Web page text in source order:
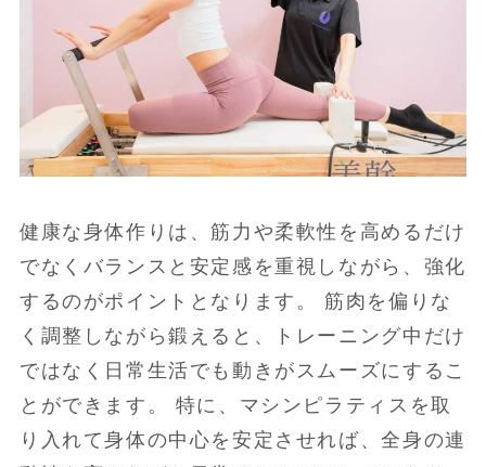
健康な身体作りは、筋力や柔軟性を高めるだけ
でなくバランスと安定感を重視しながら、強化
するのがポイントとなります。 筋肉を偏りな
く調整しながら鍛えると、トレーニング中だけ
ではなく日常生活でも動きがスムーズにするこ
とができます。 特に、マシンピラティスを取
り入れて身体の中心を安定させれば、全身の連